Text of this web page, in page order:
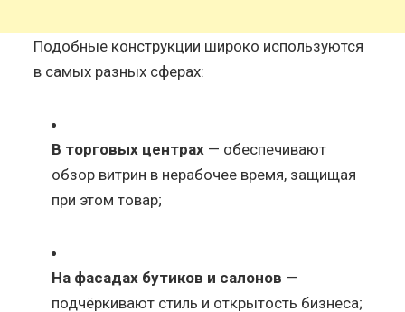
Подобные конструкции широко используются
в самых разных сферах:
В торговых центрах — обеспечивают
обзор витрин в нерабочее время, защищая
при этом товар;
На фасадах бутиков и салонов —
подчёркивают стиль и открытость бизнеса;